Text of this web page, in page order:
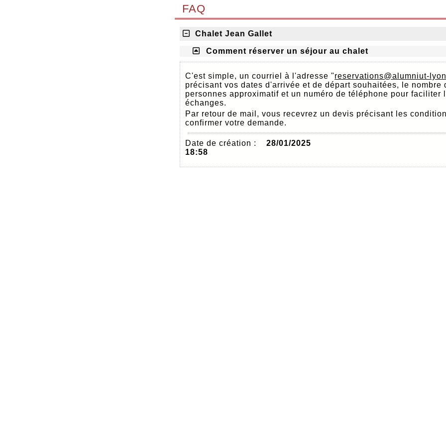
FAQ
Chalet Jean Gallet
Comment réserver un séjour au chalet
C'est simple, un courriel à l'adresse "reservations@alumniut-
précisant vos dates d'arrivée et de départ souhaitées, le nombre
personnes approximatif et un numéro de téléphone pour faciliter
échanges.
Par retour de mail, vous recevrez un devis précisant les
confirmer votre demande.
Date de création :
28/01/2025
18:58